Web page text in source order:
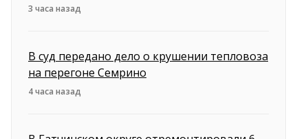
3 часа назад
В суд передано дело о крушении тепловоза
на перегоне Семрино
4 часа назад